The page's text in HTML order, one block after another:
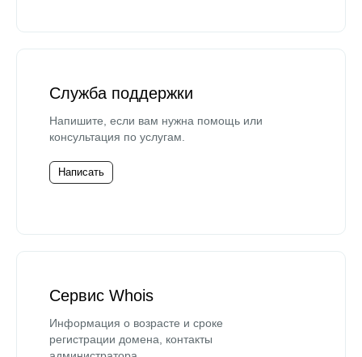
Служба поддержки
Напишите, если вам нужна помощь или
консультация по услугам.
Написать
Сервис Whois
Информация о возрасте и сроке
регистрации домена, контакты